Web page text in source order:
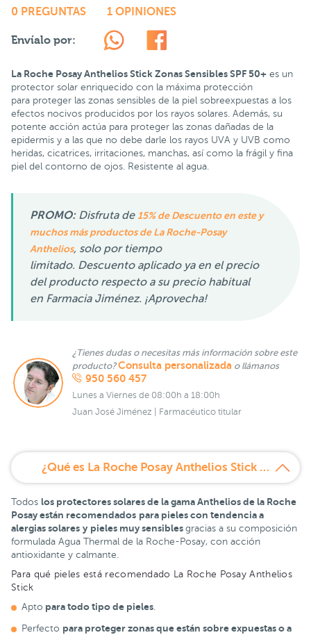
0 PREGUNTAS 1 OPINIONES
Envíalo por:
La Roche Posay Anthelios Stick Zonas Sensibles SPF 50+ es un
protector solar enriquecido con la máxima protección
para proteger las zonas sensibles de la piel sobreexpuestas a los
efectos nocivos producidos por los rayos solares. Además, su
potente acción actúa para proteger las zonas dañadas de la
epidermis y a las que no debe darle los rayos UVA y UVB como
heridas, cicatrices, irritaciones, manchas, así como la frágil y fina
piel del contorno de ojos. Resistente al agua.
PROMO:Disfruta de 15% de Descuento en este y
muchos más productos de La Roche-Posay
Anthelios, solo por tiempo
limitado. Descuento aplicado ya en el precio
del producto respecto a su precio habitual
en Farmacia Jiménez. ¡Aprovecha!
¿Tienes dudas o necesitas más información sobre este
producto?Consulta personalizada o llámanos
950 560 457
Lunes a Viernes de 08:00h a 18:00h
Juan José Jiménez | Farmacéutico titular
¿Qué es La Roche Posay Anthelios Stick Zonas Sensibles SPF 50+?
Todos los protectores solares de la gama Anthelios de la Roche
Posay están recomendados para pieles con tendencia a
alergias solares y pieles muy sensibles gracias a su composición
formulada Agua Thermal de la Roche-Posay, con acción
antioxidante y calmante.
Para qué pieles está recomendado La Roche Posay Anthelios
Stick
Apto para todo tipo de pieles.
Perfecto para proteger zonas que están sobre expuestas o a